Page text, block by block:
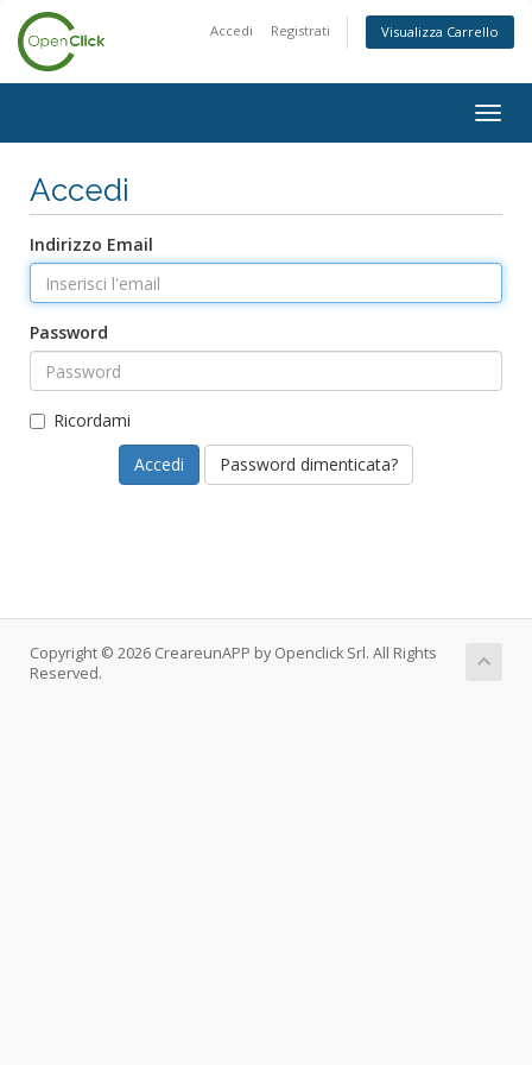
Accedi Registrati Visualizza Carrello
Accedi
Indirizzo Email
Password
Ricordami
Password dimenticata?
Copyright © 2026 CreareunAPP by Openclick Srl. All Rights
Reserved.